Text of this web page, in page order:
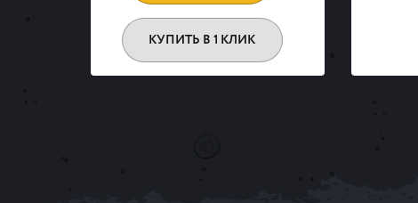
КУПИТЬ В 1 КЛИК